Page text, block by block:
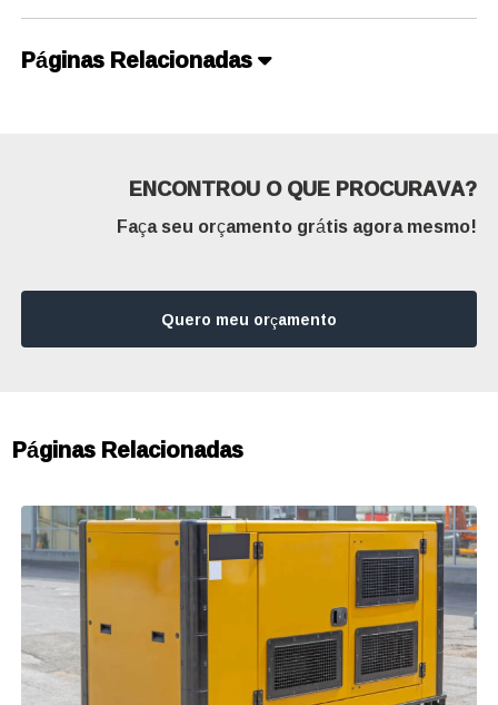
Páginas Relacionadas
ENCONTROU O QUE PROCURAVA?
Faça seu orçamento grátis agora mesmo!
Quero meu orçamento
Páginas Relacionadas